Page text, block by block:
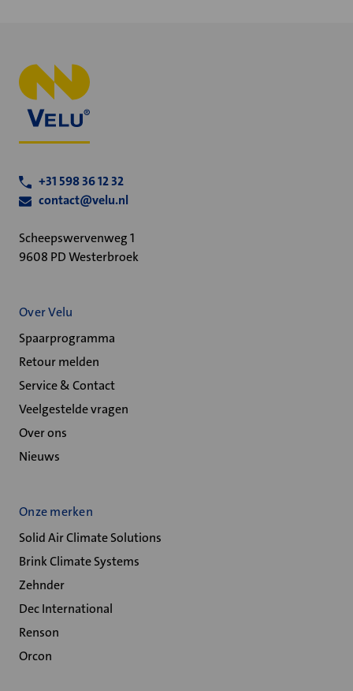
+31 598 36 12 32
contact@velu.nl
Scheepswervenweg 1
9608 PD Westerbroek
Over Velu
Spaarprogramma
Retour melden
Service & Contact
Veelgestelde vragen
Over ons
Nieuws
Onze merken
Solid Air Climate Solutions
Brink Climate Systems
Zehnder
Dec International
Renson
Orcon